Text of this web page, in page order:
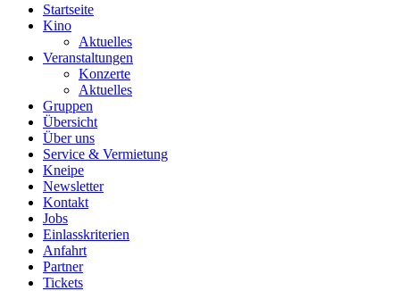
Startseite
Kino
Aktuelles
Veranstaltungen
Konzerte
Aktuelles
Gruppen
Übersicht
Über uns
Service & Vermietung
Kneipe
Newsletter
Kontakt
Jobs
Einlasskriterien
Anfahrt
Partner
Tickets